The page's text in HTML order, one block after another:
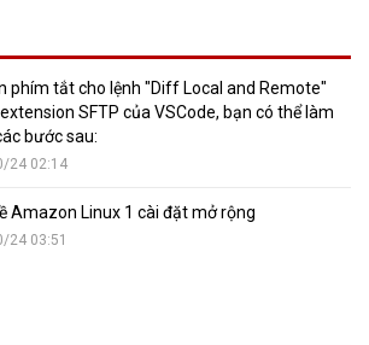
phím tắt cho lệnh "Diff Local and Remote"
SFTP của VSCode, bạn có thể làm
bước sau:
24 02:14
Amazon Linux 1 cài đặt mở rộng
24 03:51